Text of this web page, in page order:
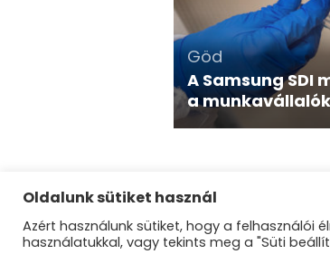
Göd
A Samsung SDI
a
Oldalunk sütiket használ
Azért használunk sütiket, hogy a felhasználói
használatukkal, vagy tekints meg a "Süti